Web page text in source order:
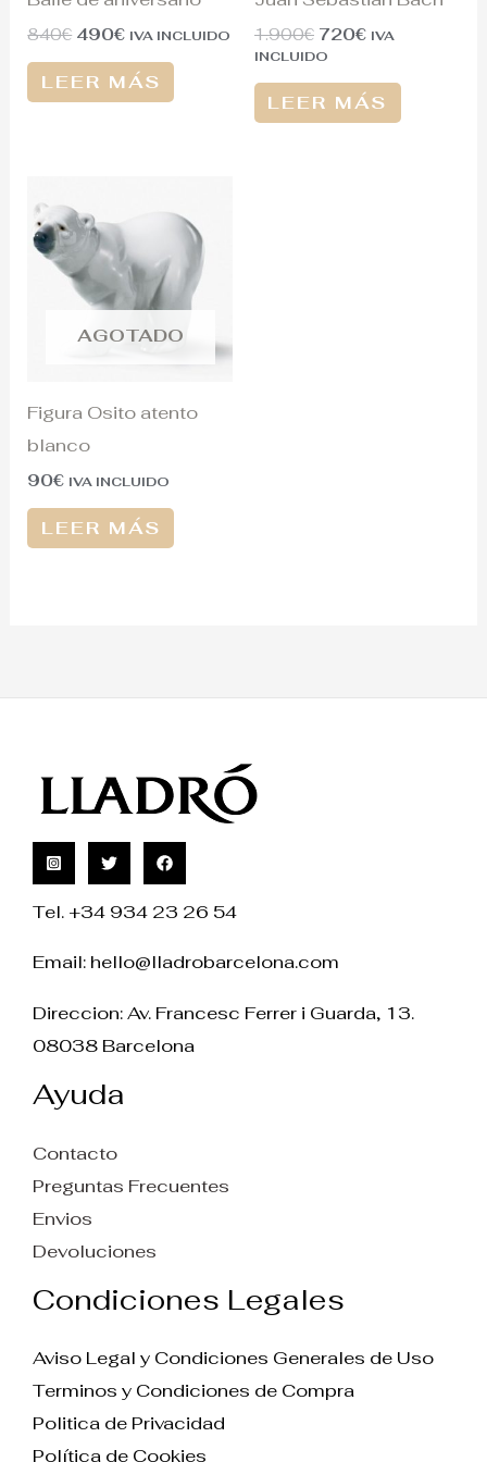
840€ 490€ IVA INCLUIDO
LEER MÁS
1.900€ 720€ IVA
INCLUIDO
LEER MÁS
AGOTADO
Figura Osito atento
blanco
90€ IVA INCLUIDO
LEER MÁS
Tel. +34 934 23 26 54
Email: hello@lladrobarcelona.com
Direccion: Av. Francesc Ferrer i Guarda, 13.
08038 Barcelona
Ayuda
Contacto
Preguntas Frecuentes
Envios
Devoluciones
Condiciones Legales
Aviso Legal y Condiciones Generales de Uso
Terminos y Condiciones de Compra
Politica de Privacidad
Política de Cookies